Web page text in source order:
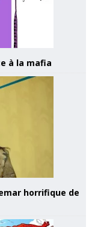
à la mafia
horrifique de